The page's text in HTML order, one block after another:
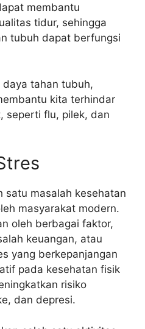
membantu
tidur, sehingga
tubuh dapat berfungsi
daya tahan tubuh,
kita terhindar
seperti flu, pilek, dan
satu masalah kesehatan
masyarakat modern.
oleh berbagai faktor,
keuangan, atau
yang berkepanjangan
pada kesehatan fisik
risiko
dan depresi.